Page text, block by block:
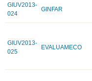
GIUV2013-
024
GINFAR
GIUV2013-
025
EVALUAMECO